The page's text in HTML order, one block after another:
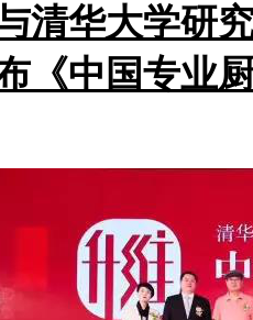
清华大学研
布《中国专业